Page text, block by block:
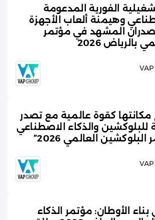
الفورية المدعومة
وهيمنة ألعاب الأجهزة
المشهد في مؤتمر
بالرياض 2026
مكانتها كقوة عالمية مع تصدر
للبلوكشين والذكاء الاصطناعي
العالمي 2026”
الأوطان: مؤتمر الذكاء